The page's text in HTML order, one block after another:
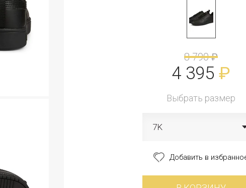
8 790 ₽
4 395 ₽
Выбрать размер
7K
Добавить в